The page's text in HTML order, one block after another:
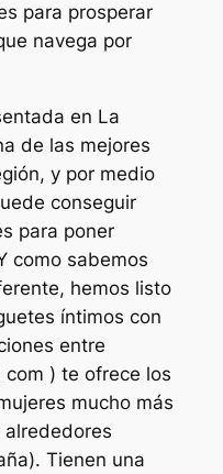
para prosperar
navega por
en La
de las mejores
y por medio
conseguir
para poner
como sabemos
hemos listo
íntimos con
entre
com ) te ofrece los
mucho más
Tienen una